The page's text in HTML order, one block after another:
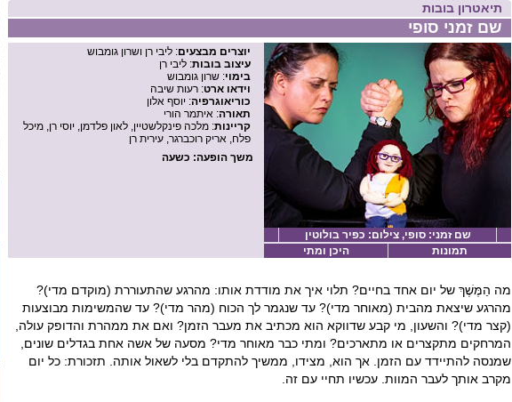
תיאטרון בובות
שם זמני סופי
יוצרים מבצעים: ליבי רן ושרון גומבוש
עיצוב בובות: ליבי רן
בימוי: שרון גומבוש
וידאו ארט: רעות שיבה
כוריאוגרפיה: יוסף אלון
תאורה: איתמר הורי
קריינות: מלכה פינקלשטיין, לאון פלדמן, יוסי רן, מיכל
פלח, אריק רוכברגר, עירית רן
משך הופעה: כשעה
שם זמני: סופי, צילום: כפיר בולוטין
תמונות
היכן ומתי
מה הַמֶּשֶׁךְ של יום אחד בחיים? תלוי איך את מודדת אותו: מהרגע שהתעוררת (מוקדם מדי)?
מהרגע שיצאת מהבית (מאוחר מדי)? עד שנגמר לך הכוח (מהר מדי)? עד שהמשימות מבוצעות
(קצר מדי)? והשעון, מי קבע שדווקא הוא מכתיב את מעבר הזמן? ואם את ממהרת והדופק עולה,
המרחקים מתקצרים או מתארכים? ומתי כבר מאוחר מדי? מסעה של אשה אחת בגדלים שונים,
שמנסה להתיידד עם הזמן. אך הוא, מצידו, ממשיך להתקדם בלי לשאול אותה. תזכורת: כל יום
מקרב אותך לעבר המוות. עכשיו תחיי עם זה.